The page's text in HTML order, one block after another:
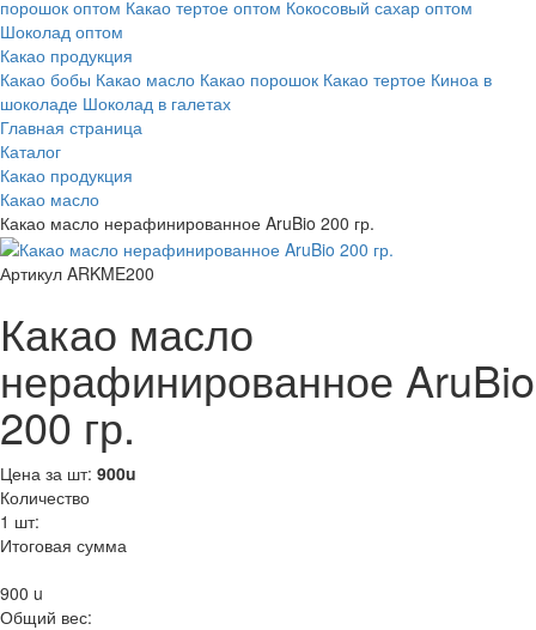
порошок оптом Какао тертое оптом Кокосовый сахар оптом
Шоколад оптом
Какао продукция
Какао бобы Какао масло Какао порошок Какао тертое Киноа в
шоколаде Шоколад в галетах
Главная страница
Каталог
Какао продукция
Какао масло
Какао масло нерафинированное AruBio 200 гр.
Артикул ARKME200
Какао масло
нерафинированное AruBio
200 гр.
Цена за шт: 900u
Количество
1 шт:
Итоговая сумма
900 u
Общий вес: